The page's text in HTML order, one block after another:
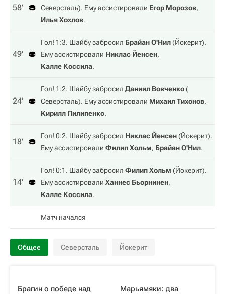
58‎’‎
Северсталь). Ему ассистировали Егор Морозов,
Илья Хохлов.
49‎’‎
Гол! 1:3. Шайбу забросил Брайан О'Нил(Йокерит).
Ему ассистировали Никлас Йенсен,
Калле Коссила.
24‎’‎
Гол! 1:2. Шайбу забросил Даниил Вовченко(
Северсталь). Ему ассистировали Михаил Тихонов,
Кирилл Пилипенко.
18‎’‎
Гол! 0:2. Шайбу забросил Никлас Йенсен(Йокерит).
Ему ассистировали Филип Хольм, Брайан О'Нил.
14‎’‎
Гол! 0:1. Шайбу забросил Филип Хольм (Йокерит).
Ему ассистировали Ханнес Бьорнинен,
Калле Коссила.
Матч начался
Общее Северсталь Йокерит
Брагин о победе над
Марьямяки: два